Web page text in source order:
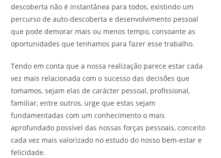
descoberta não é instantânea para todos, existindo um
percurso de auto-descoberta e desenvolvimento pessoal
que pode demorar mais ou menos tempo, consoante as
oportunidades que tenhamos para fazer esse trabalho.
Tendo em conta que a nossa realização parece estar cada
vez mais relacionada com o sucesso das decisões que
tomamos, sejam elas de carácter pessoal, profissional,
familiar, entre outros, urge que estas sejam
fundamentadas com um conhecimento o mais
aprofundado possível das nossas forças pessoais, conceito
cada vez mais valorizado no estudo do nosso bem-estar e
felicidade.